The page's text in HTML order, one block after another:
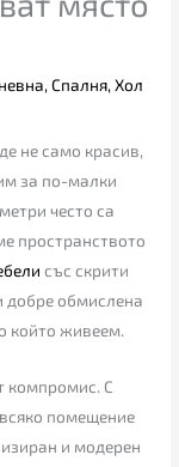
,Спалня,Хол
не само красив,
за по-малки
често са
пространството
със скрити
добре обмислена
който живеем.
компромис. С
помещение
и модерен